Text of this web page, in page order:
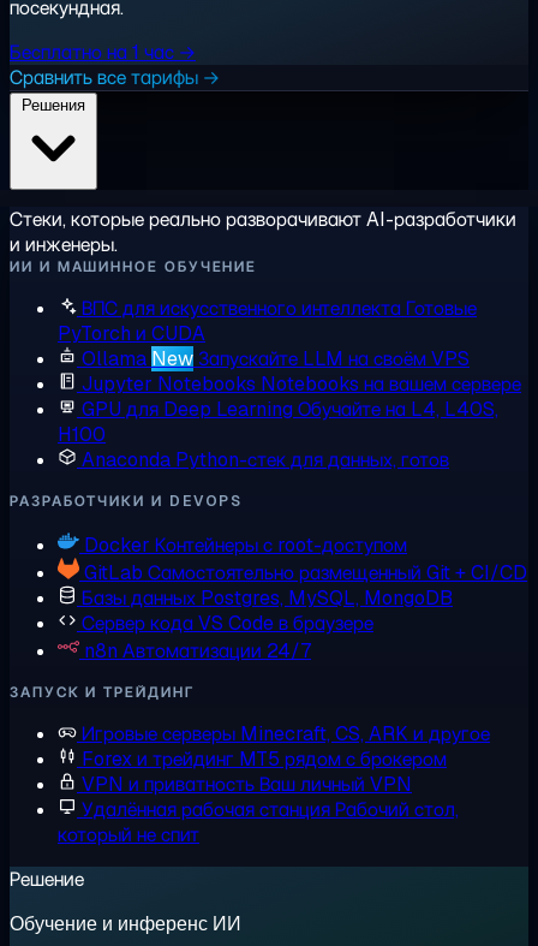
посекундная.
Бесплатно на 1 час →
Сравнить все тарифы →
Стеки, которые реально разворачивают AI-разработчики
и инженеры.
ИИ И МАШИННОЕ ОБУЧЕНИЕ
ВПС для искусственного интеллектаГотовые
PyTorch и CUDA
Ollama NewЗапускайте LLM на своём VPS
Jupyter Notebooks Notebooks на вашем сервере
GPU для Deep Learning Обучайте на L4, L40S,
H100
Anaconda Python-стек для данных, готов
РАЗРАБОТЧИКИ И DEVOPS
Docker Контейнеры с root-доступом
GitLab Самостоятельно размещенный Git + CI/CD
Базы данных Postgres, MySQL, MongoDB
Сервер кодаVS Code в браузере
n8n Автоматизации 24/7
ЗАПУСК И ТРЕЙДИНГ
Игровые серверы Minecraft, CS, ARK и другое
Forex и трейдинг MT5 рядом с брокером
VPN и приватностьВаш личный VPN
Удалённая рабочая станцияРабочий стол,
который не спит
Решение
Обучение и инференс ИИ